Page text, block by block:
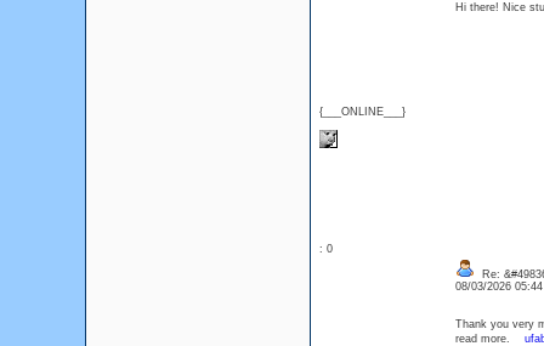
{___ONLINE___}
Hi there! Nice
: 0
Re:
08/03/2026
Thank you very
read more.